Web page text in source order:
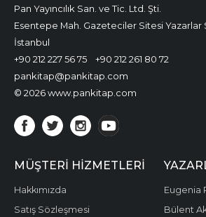
Pan Yayıncılık San. ve Tic. Ltd. Şti.
Esentepe Mah. Gazeteciler Sitesi Yazarlar
İstanbul
+90 212 227 56 75
+90 212 261 80 72
pankitap@pankitap.com
© 2026 www.pankitap.com
MÜŞTERI HIZMETLERI
Hakkımızda
Satış Sözleşmesi
Eugenia
Bülent